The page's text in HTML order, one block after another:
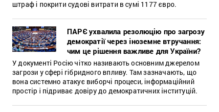
штраф і покрити судові витрати в сумі 1177 євро.
ПАРЄ ухвалила резолюцію про загрозу
демократії через іноземне втручання:
чим це рішення важливе для України?
У документі Росію чітко називають основним джерелом
загрози у сфері гібридного впливу. Там зазначають, що
вона системно атакує виборчі процеси, інформаційний
простір і підриває довіру до демократичних інституцій.